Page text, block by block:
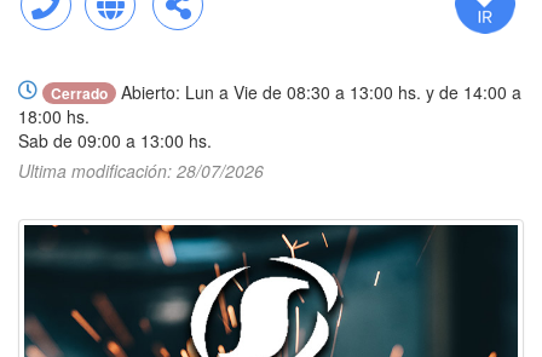
Llamar Web Compartir
Cerrado
Abierto: Lun a Vie de 08:30 a 13:00 hs. y de 14:00 a
18:00 hs.
Sab de 09:00 a 13:00 hs.
Ultima modificación: 28/07/2026